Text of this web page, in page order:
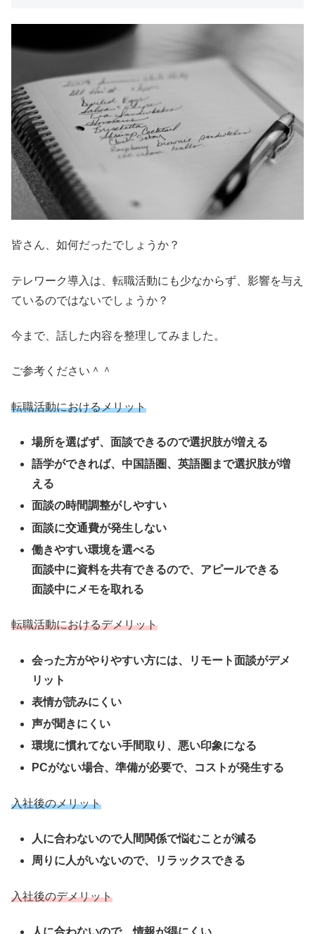
皆さん、如何だったでしょうか？
テレワーク導入は、転職活動にも少なからず、影響を与え
ているのではないでしょうか？
今まで、話した内容を整理してみました。
ご参考ください＾＾
転職活動におけるメリット
場所を選ばず、面談できるので選択肢が増える
語学ができれば、中国語圏、英語圏まで選択肢が増
える
面談の時間調整がしやすい
面談に交通費が発生しない
働きやすい環境を選べる
面談中に資料を共有できるので、アピールできる
面談中にメモを取れる
転職活動におけるデメリット
会った方がやりやすい方には、リモート面談がデメ
リット
表情が読みにくい
声が聞きにくい
環境に慣れてない手間取り、悪い印象になる
PCがない場合、準備が必要で、コストが発生する
入社後のメリット
人に合わないので人間関係で悩むことが減る
周りに人がいないので、リラックスできる
入社後のデメリット